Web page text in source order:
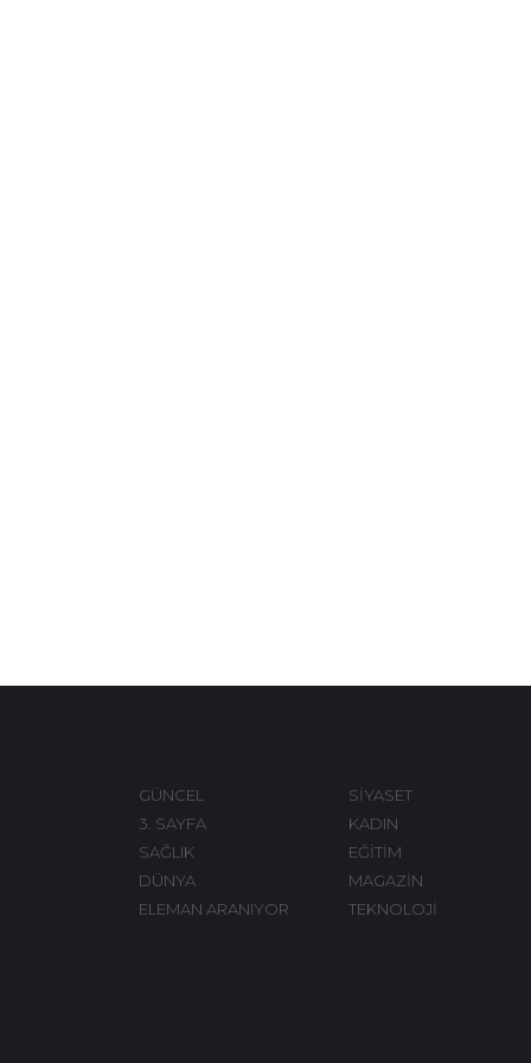
GÜNCEL
SİYASET
3. SAYFA
KADIN
SAĞLIK
EĞİTİM
DÜNYA
MAGAZİN
ELEMAN ARANIYOR
TEKNOLOJİ